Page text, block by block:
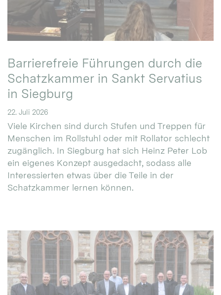
Barrierefreie Führungen durch die
Schatzkammer in Sankt Servatius
in Siegburg
22. Juli 2026
Viele Kirchen sind durch Stufen und Treppen für
Menschen im Rollstuhl oder mit Rollator schlecht
zugänglich. In Siegburg hat sich Heinz Peter Lob
ein eigenes Konzept ausgedacht, sodass alle
Interessierten etwas über die Teile in der
Schatzkammer lernen können.